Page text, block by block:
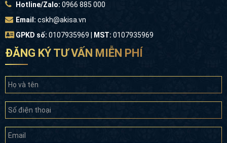
Hotline/Zalo: 0966 885 000
Email: cskh@akisa.vn
GPKD số: 0107935969 | MST: 0107935969
ĐĂNG KÝ TƯ VẤN MIỄN PHÍ